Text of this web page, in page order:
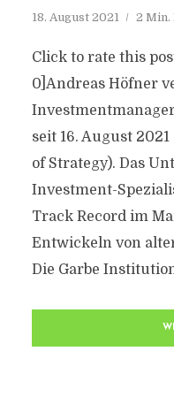
18. August 2021 2 Min.
Click to rate this
0]Andreas Höfner
seit 16. August
of Strategy). Das
Investment-
Track Record im
Entwickeln von
Die Garbe